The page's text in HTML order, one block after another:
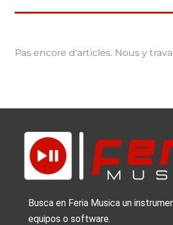
Pas encore d'articles. Nous y
Busca en Feria Musica un
equipos o software.